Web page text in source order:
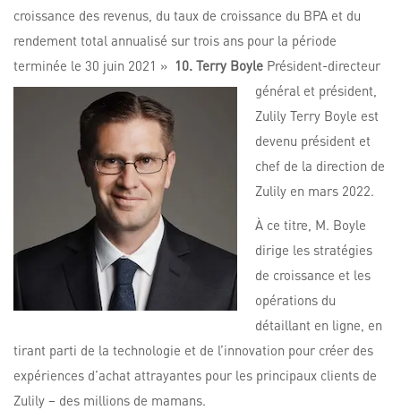
croissance des revenus, du taux de croissance du BPA et du
rendement total annualisé sur trois ans pour la période
terminée le 30 juin 2021 » 10. Terry Boyle Président-directeur
général et président,
Zulily Terry Boyle est
devenu président et
chef de la direction de
Zulily en mars 2022.
À ce titre, M. Boyle
dirige les stratégies
de croissance et les
opérations du
détaillant en ligne, en
tirant parti de la technologie et de l’innovation pour créer des
expériences d’achat attrayantes pour les principaux clients de
Zulily – des millions de mamans.